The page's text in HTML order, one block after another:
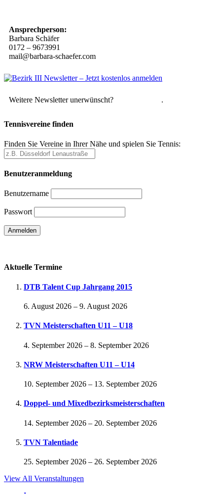
Ansprechperson:
Barbara Schäfer
0172 – 9673991
mail@barbara-schaefer.com
Weitere Newsletter unerwünscht? .
Tennisvereine finden
Finden Sie Vereine in Ihrer Nähe und spielen Sie Tennis:
Benutzeranmeldung
Benutzername
Passwort
Aktuelle Termine
DTB Talent Cup Jahrgang 2015
6. August 2026 – 9. August 2026
TVN Meisterschaften U11 – U18
4. September 2026 – 8. September 2026
NRW Meisterschaften U11 – U14
10. September 2026 – 13. September 2026
Doppel- und Mixedbezirksmeisterschaften
14. September 2026 – 20. September 2026
TVN Talentiade
25. September 2026 – 26. September 2026
View All Veranstaltungen